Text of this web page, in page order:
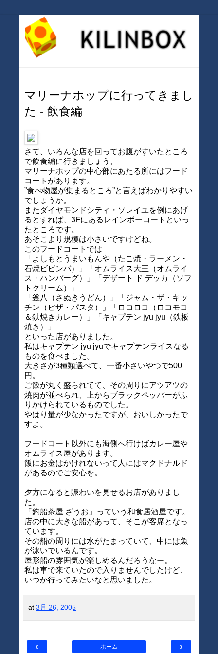
マリーナホップに行ってきまし
た - 飲食編
さて、いろんな店を回ってお腹がすいたところ
で飲食編に行きましょう。
マリーナホップの中心部にあたる所にはフード
コートがあります。
”食べ物屋が集まるところ”と言えばわかりやすい
でしょうか。
またダイヤモンドシティ・ソレイユを例にあげ
るとすれば、3Fにあるレインボーコートといっ
たところです。
あそこより規模は小さいですけどね。
このフードコートでは
「よしもとうまいもんや（たこ焼・ラーメン・
石焼ビビンバ）」「オムライス大王（オムライ
ス・ハンバーグ）」「デザート ド デッカ（ソフ
トクリーム）」
「釜八（さぬきうどん）」「ジャム・ザ・キッ
チン（ピザ・パスタ）」「ロコロコ（ロコモコ
＆鉄焼きカレー）」「キャプテン jyu jyu（鉄板
焼き）」
といった店がありました。
私はキャプテン jyu jyuでキャプテンライスなる
ものを食べました。
大きさが3種類選べて、一番小さいやつで500
円。
ご飯が丸く盛られてて、その周りにアツアツの
焼肉が並べられ、上からブラックペッパーがふ
りかけられているものでした。
やはり量が少なかったですが、おいしかったで
すよ。
フードコート以外にも海側へ行けばカレー屋や
オムライス屋があります。
飯にお金はかけれないって人にはマクドナルド
があるのでご安心を。
夕方になると賑わいを見せるお店がありまし
た。
「釣船茶屋 ざうお」っていう和食居酒屋です。
店の中に大きな船があって、そこが客席となっ
ています。
その船の周りには水がたまっていて、中には魚
が泳いでいるんです。
屋形船の雰囲気が楽しめるんだろうなー。
私は車で来ていたので入りませんでしたけど、
いつか行ってみたいなと思いました。
at 3月 26, 2005
‹ ›
ホーム